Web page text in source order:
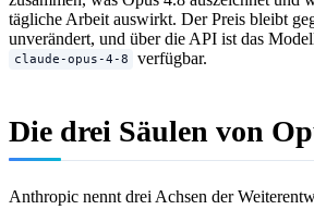
tägliche Arbeit auswirkt. Der Preis bleibt
unverändert, und über die API ist das
claude-opus-4-8 verfügbar.
Die drei Säulen von
Anthropic nennt drei Achsen der